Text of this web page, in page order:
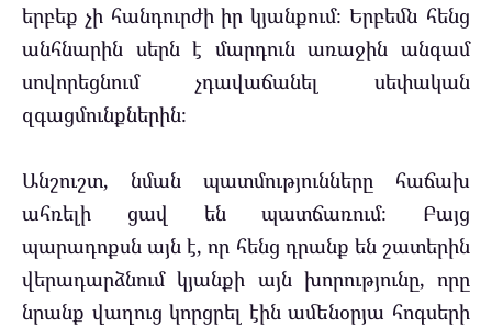
երբեք չի հանդուրժի իր կյանքում։ Երբեմն հենց
անհնարին սերն է մարդուն առաջին անգամ
սովորեցնում չդավաճանել սեփական
զգացմունքներին։
Անշուշտ, նման պատմությունները հաճախ
ահռելի ցավ են պատճառում։ Բայց
պարադոքսն այն է, որ հենց դրանք են շատերին
վերադարձնում կյանքի այն խորությունը, որը
նրանք վաղուց կորցրել էին ամենօրյա հոգսերի